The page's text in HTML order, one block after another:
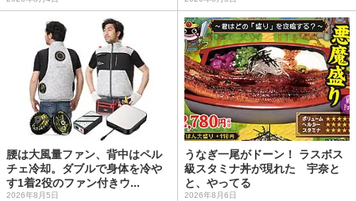
腰は大風量ファン、背中はペル
チェ冷却。ダブルで身体を冷や
す1着2役のファン付きウ...
2026年8月5日
うなぎ一尾がドーン！ ラスボス
級スタミナ丼が現れた 宇奈と
と、やってる
2026年8月6日